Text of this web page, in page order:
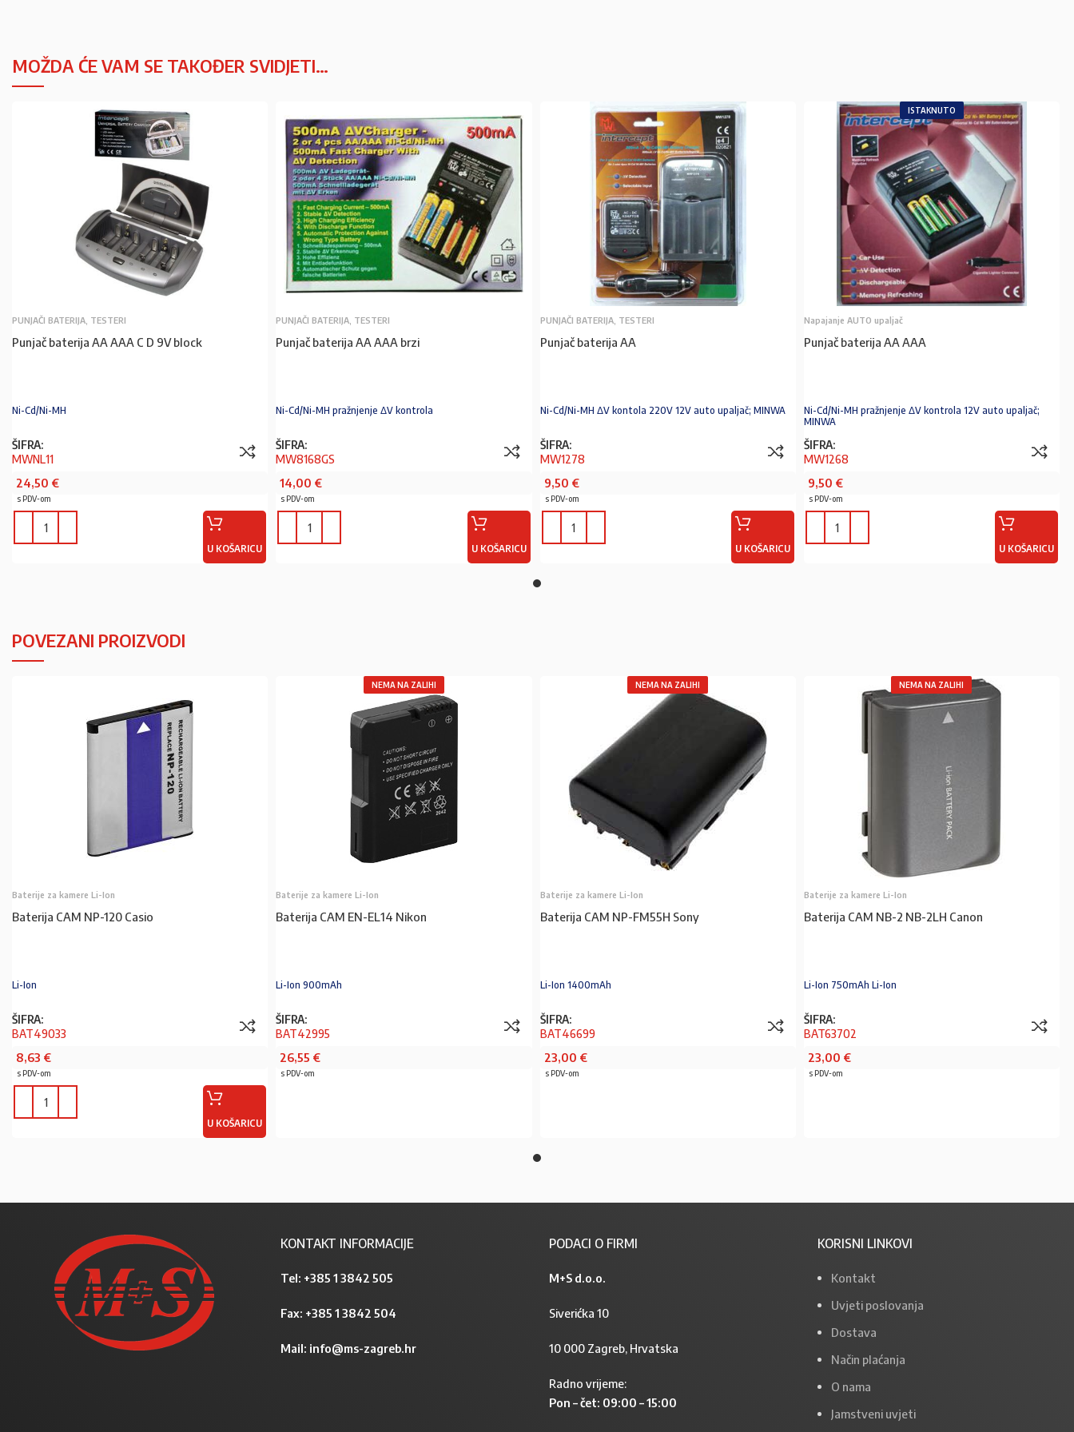
MOŽDA ĆE VAM SE TAKOĐER SVIDJETI…
PUNJAČI BATERIJA, TESTERI
Punjač baterija AA AAA C D 9V block
Ni-Cd/Ni-MH
ŠIFRA:
MWNL11
24,50 €
s PDV-om
U KOŠARICU
PUNJAČI BATERIJA, TESTERI
Punjač baterija AA AAA brzi
Ni-Cd/Ni-MH pražnjenje ΔV kontrola
ŠIFRA:
MW8168GS
14,00 €
s PDV-om
U KOŠARICU
PUNJAČI BATERIJA, TESTERI
Punjač baterija AA
Ni-Cd/Ni-MH ΔV kontola 220V 12V auto upaljač; MINWA
ŠIFRA:
MW1278
9,50 €
s PDV-om
U KOŠARICU
ISTAKNUTO
Napajanje AUTO upaljač
Punjač baterija AA AAA
Ni-Cd/Ni-MH pražnjenje ΔV kontrola 12V auto upaljač;
MINWA
ŠIFRA:
MW1268
9,50 €
s PDV-om
U KOŠARICU
POVEZANI PROIZVODI
Baterije za kamere Li-Ion
Baterija CAM NP-120 Casio
Li-Ion
ŠIFRA:
BAT49033
8,63 €
s PDV-om
U KOŠARICU
NEMA NA ZALIHI
Baterije za kamere Li-Ion
Baterija CAM EN-EL14 Nikon
Li-Ion 900mAh
ŠIFRA:
BAT42995
26,55 €
s PDV-om
NEMA NA ZALIHI
Baterije za kamere Li-Ion
Baterija CAM NP-FM55H Sony
Li-Ion 1400mAh
ŠIFRA:
BAT46699
23,00 €
s PDV-om
NEMA NA ZALIHI
Baterije za kamere Li-Ion
Baterija CAM NB-2 NB-2LH Canon
Li-Ion 750mAh Li-Ion
ŠIFRA:
BAT63702
23,00 €
s PDV-om
KONTAKT INFORMACIJE
Tel: +385 1 3842 505
Fax: +385 1 3842 504
Mail: info@ms-zagreb.hr
PODACI O FIRMI
M+S d.o.o.
Siverićka 10
10 000 Zagreb, Hrvatska
Radno vrijeme:
Pon – čet: 09:00 – 15:00
KORISNI LINKOVI
Kontakt
Uvjeti poslovanja
Dostava
Način plaćanja
O nama
Jamstveni uvjeti